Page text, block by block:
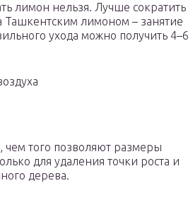
лимон нельзя. Лучше сократить
Ташкентским лимоном – занятие
ухода можно получить 4–6
того позволяют размеры
для удаления точки роста и
дерева.